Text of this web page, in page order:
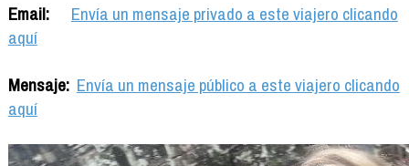
Email:
Envía un mensaje privado a este viajero clicando
aquí
Mensaje: Envía un mensaje público a este viajero clicando
aquí